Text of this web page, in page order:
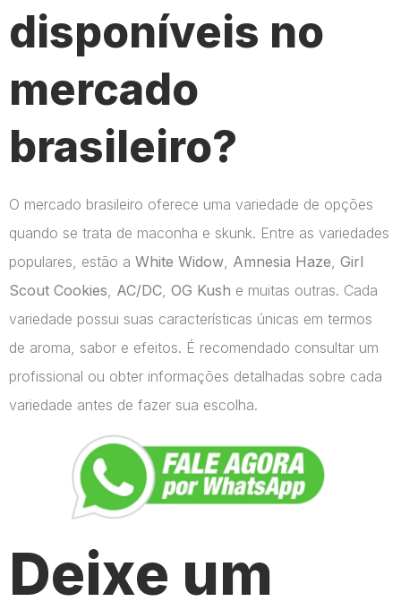
disponíveis no
mercado
brasileiro?
O mercado brasileiro oferece uma variedade de opções
quando se trata de maconha e skunk. Entre as variedades
populares, estão a White Widow Amnesia Haze Girl
Scout Cookies AC/DC OG Kush e muitas outras. Cada
variedade possui suas características únicas em termos
de aroma, sabor e efeitos. É recomendado consultar um
profissional ou obter informações detalhadas sobre cada
variedade antes de fazer sua escolha.
Deixe um